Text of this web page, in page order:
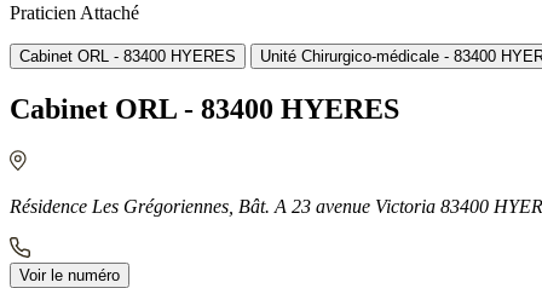
Praticien Attaché
Cabinet ORL - 83400 HYERES Unité Chirurgico-médicale - 83400
Cabinet ORL - 83400 HYERES
Résidence Les Grégoriennes, Bât. A 23 avenue Victoria 83400
Voir le numéro